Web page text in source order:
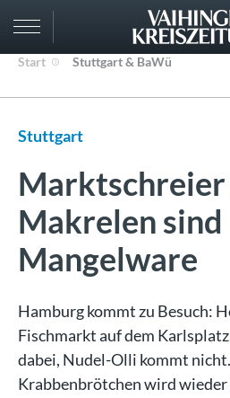
Start Stuttgart & BaWü
Stuttgart
Marktschreier
Makrelen sind
Mangelware
Hamburg kommt zu Besuch:
Fischmarkt auf dem
dabei, Nudel-Olli kommt
Krabbenbrötchen wird